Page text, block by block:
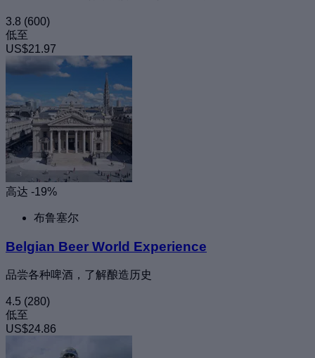
3.8 (600)
低至
US$21.97
高达 -19%
布鲁塞尔
Belgian Beer World Experience
品尝各种啤酒，了解酿造历史
4.5 (280)
低至
US$24.86